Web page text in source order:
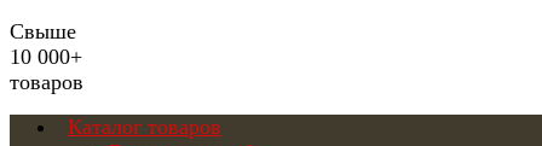
Свыше
10 000+
товаров
Каталог товаров